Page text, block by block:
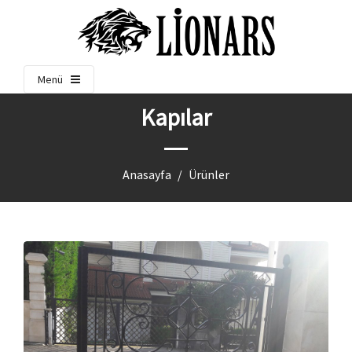
Menü
Kapılar
Anasayfa Ürünler